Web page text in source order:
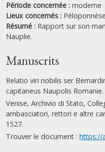
Période concernée : moderne
Lieux concernés :
Résumé : Rapport sur son
Nauplie.
Manuscrits
Relatio viri nobilis ser
capitaneus Naupolis Romanie.
Venise, Archivio di Stato,
ambasciatori, rettori e altre
1527.
Trouver le document : https://